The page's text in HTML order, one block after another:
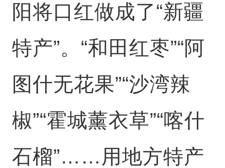
阳将口红做成了“新疆
特产”。“和田红枣”“阿
图什无花果”“沙湾辣
椒”“霍城薰衣草”“喀什
石榴”……用地方特产